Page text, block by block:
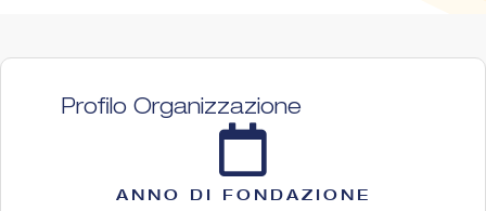
Profilo Organizzazione
ANNO DI FONDAZIONE